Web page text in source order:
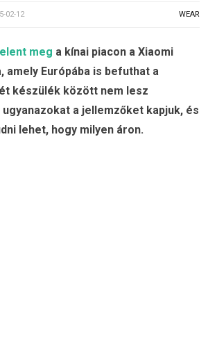
02-12 WEAR
meg a kínai piacon a Xiaomi
amely Európába is befuthat a
készülék között nem lesz
a jellemzőket kapjuk, és
lehet, hogy milyen áron.